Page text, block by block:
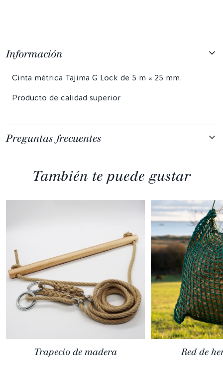
Información
Cinta métrica Tajima G Lock de 5 m × 25 mm.
Producto de calidad superior
Preguntas frecuentes
También te puede gustar
Trapecio de madera Red de